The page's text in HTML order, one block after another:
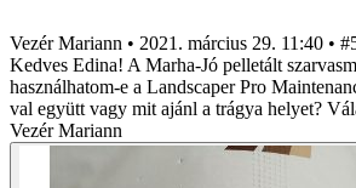
Vezér Mariann • 2021. március 29. 11:40 •
Kedves Edina! A Marha-Jó pelletált
használhatom-e a Landscaper Pro
val együtt vagy mit ajánl a trágya helyet?
Vezér Mariann